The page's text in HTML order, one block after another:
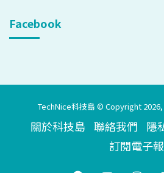
Facebook
TechNice科技島 © Copyright
關於科技島 聯絡我們 隱
訂閱電子報